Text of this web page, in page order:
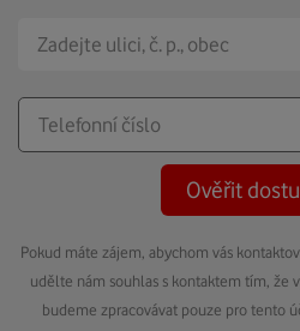
Ověřit
Pokud máte zájem, abychom vás
udělte nám souhlas s kontaktem tím, že
budeme zpracovávat pouze pro tento